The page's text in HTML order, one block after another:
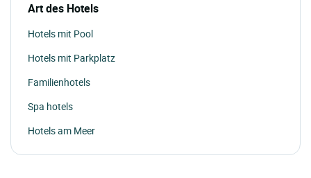
Art des Hotels
Hotels mit Pool
Hotels mit Parkplatz
Familienhotels
Spa hotels
Hotels am Meer